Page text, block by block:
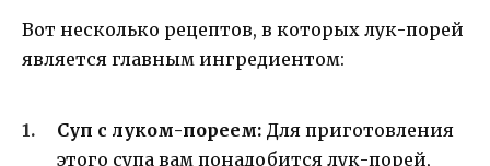
Вот несколько рецептов, в которых лук-порей
является главным ингредиентом:
Суп с луком-пореем: Для приготовления
этого супа вам понадобится лук-порей,